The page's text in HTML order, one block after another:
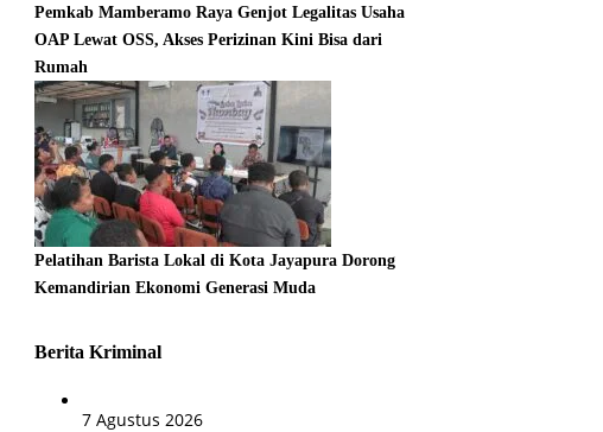
Pemkab Mamberamo Raya Genjot Legalitas Usaha
OAP Lewat OSS, Akses Perizinan Kini Bisa dari
Rumah
Pelatihan Barista Lokal di Kota Jayapura Dorong
Kemandirian Ekonomi Generasi Muda
Berita Kriminal
7 Agustus 2026